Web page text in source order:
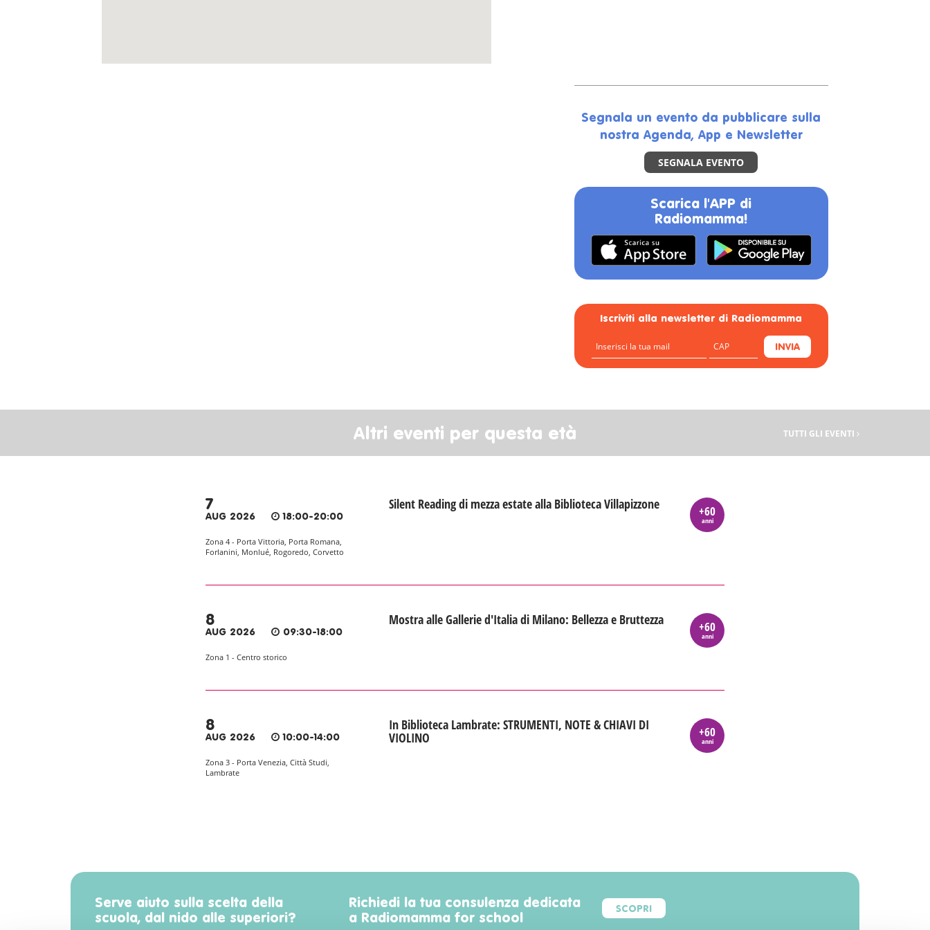
Segnala un evento da pubblicare sulla
nostra Agenda, App e Newsletter
SEGNALA EVENTO
Scarica l'APP di
Radiomamma!
Iscriviti alla newsletter di Radiomamma
INVIA
Altri eventi per questa età TUTTI GLI EVENTI
7
AUG 2026 18:00-20:00
Zona 4 - Porta Vittoria, Porta Romana,
Forlanini, Monlué, Rogoredo, Corvetto
Silent Reading di mezza estate alla Biblioteca Villapizzone +60
anni
8
AUG 2026 09:30-18:00
Zona 1 - Centro storico
Mostra alle Gallerie d'Italia di Milano: Bellezza e Bruttezza +60
anni
8
AUG 2026 10:00-14:00
Zona 3 - Porta Venezia, Città Studi,
Lambrate
In Biblioteca Lambrate: STRUMENTI, NOTE & CHIAVI DI
VIOLINO +60
anni
Serve aiuto sulla scelta della
scuola, dal nido alle superiori?
Richiedi la tua consulenza dedicata
a Radiomamma for school
SCOPRI